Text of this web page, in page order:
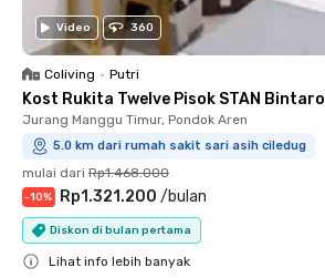
Video 360
Coliving • Putri
Kost Rukita Twelve Pisok STAN Bintaro
Jurang Manggu Timur, Pondok Aren
5.0 km dari rumah sakit sari asih ciledug
mulai dari Rp1.468.000
-10% Rp1.321.200 /bulan
Diskon di bulan pertama
Lihat info lebih banyak